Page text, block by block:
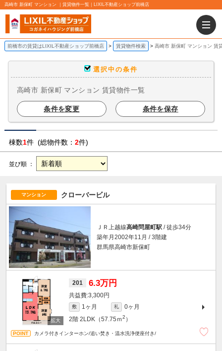
高崎市 新保町 マンション ｜賃貸物件一覧｜LIXIL不動産ショップ前橋店
前橋市の賃貸はLIXIL不動産ショップ前橋店 賃貸物件検索 高崎市 新保町 マンション 賃
選択中の条件
高崎市 新保町 マンション 賃貸物件一覧
条件を変更 条件を保存
棟数1件 (総物件数： 2件)
並び順 ：
マンション クローバービル
ＪＲ上越線高崎問屋町駅 / 徒歩34分
築年月2002年11月 / 3階建
群馬県高崎市新保町
201 6.3万円
3,300円
敷 1ヶ月 礼
0ヶ月
2階 2LDK（57.75ｍ2 ）
カメラ付きインターホン/追い焚き・温水洗浄便座付き/